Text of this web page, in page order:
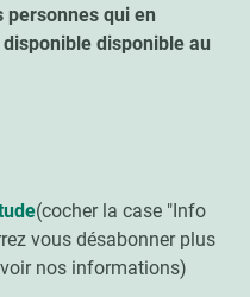
personnes qui en
disponible au
(cocher la case "Info
vous désabonner plus
nos informations)